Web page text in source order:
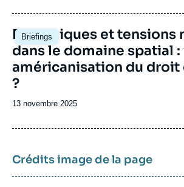
publication
Briefings
Image
principale
Dynamiques et tensions
dans le domaine spatial :
américanisation du droit
?
Date
publication
13 novembre 2025
Crédits image de la page